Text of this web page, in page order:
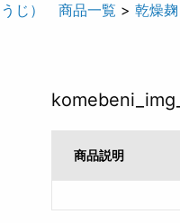
じ） 商品一覧 > 乾燥麹
商品説明